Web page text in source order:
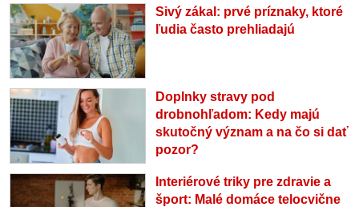
Sivý zákal: prvé príznaky, ktoré
ľudia často prehliadajú
Doplnky stravy pod
drobnohľadom: Kedy majú
skutočný význam a na čo si dať
pozor?
Interiérové triky pre zdravie a
šport: Malé domáce telocvične